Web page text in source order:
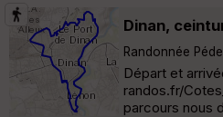
Dinan,
Randonnée
Départ et
randos.fr/
parcours nous